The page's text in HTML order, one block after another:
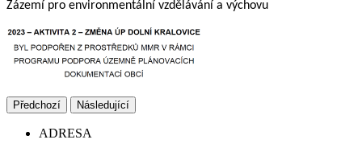
Zázemí pro environmentální vzdělávání a výchovu
Předchozí Následující
ADRESA